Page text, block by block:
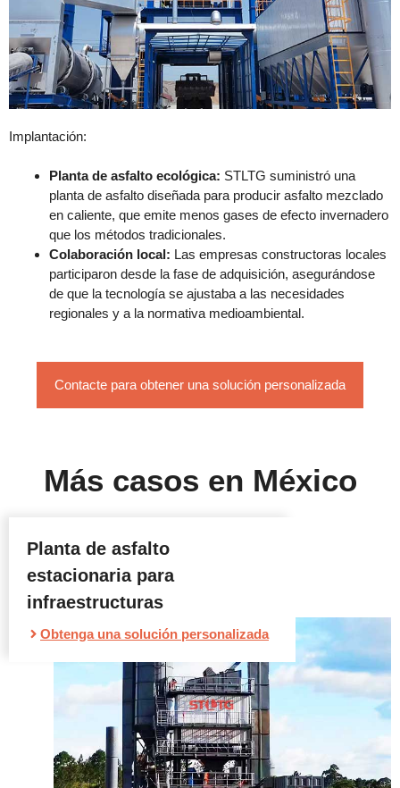
Implantación:
Planta de asfalto ecológica: STLTG suministró una
planta de asfalto diseñada para producir asfalto mezclado
en caliente, que emite menos gases de efecto invernadero
que los métodos tradicionales.
Colaboración local: Las empresas constructoras locales
participaron desde la fase de adquisición, asegurándose
de que la tecnología se ajustaba a las necesidades
regionales y a la normativa medioambiental.
Contacte para obtener una solución personalizada
Más casos en México
Planta de asfalto
estacionaria para
infraestructuras
Obtenga una solución personalizada